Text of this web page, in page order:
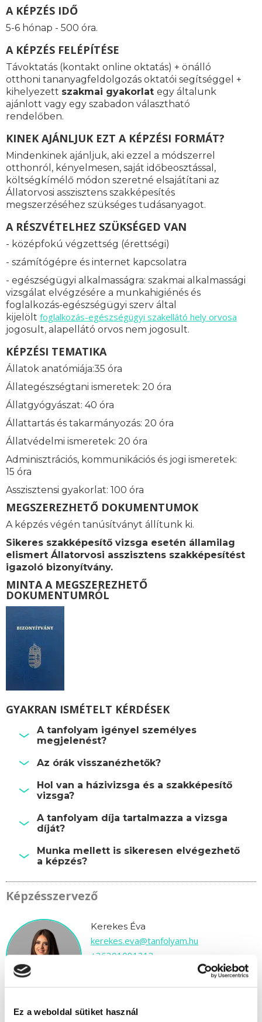
Ez a weboldal sütiket használ
A KÉPZÉS IDŐ
5-6 hónap - 500 óra.
A KÉPZÉS FELÉPÍTÉSE
Távoktatás (kontakt online oktatás) + önálló
otthoni tananyagfeldolgozás oktatói segítséggel +
kihelyezett szakmai gyakorlat egy általunk
ajánlott vagy egy szabadon választható
rendelőben.
KINEK AJÁNLJUK EZT A KÉPZÉSI FORMÁT?
Mindenkinek ajánljuk, aki ezzel a módszerrel
otthonról, kényelmesen, saját időbeosztással,
költségkímélő módon szeretné elsajátítani az
Állatorvosi asszisztens szakképesítés
megszerzéséhez szükséges tudásanyagot.
A RÉSZVÉTELHEZ SZÜKSÉGED VAN
- középfokú végzettség (érettségi)
- számítógépre és internet kapcsolatra
- egészségügyi alkalmasságra: szakmai alkalmassági
vizsgálat elvégzésére a munkahigiénés és
foglalkozás-egészségügyi szerv által
kijelölt foglalkozás-egészségügyi szakellátó hely orvosa
jogosult, alapellátó orvos nem jogosult.
KÉPZÉSI TEMATIKA
Állatok anatómiája:35 óra
Állategészségtani ismeretek: 20 óra
Állatgyógyászat: 40 óra
Állattartás és takarmányozás: 20 óra
Állatvédelmi ismeretek: 20 óra
Adminisztrációs, kommunikációs és jogi ismeretek:
15 óra
Asszisztensi gyakorlat: 100 óra
MEGSZEREZHETŐ DOKUMENTUMOK
A képzés végén tanúsítványt állítunk ki.
Sikeres szakképesítő vizsga esetén államilag
elismert Állatorvosi asszisztens szakképesítést
igazoló bizonyítvány.
MINTA A MEGSZEREZHETŐ
DOKUMENTUMRÓL
GYAKRAN ISMÉTELT KÉRDÉSEK
A tanfolyam igényel személyes
megjelenést?
Az órák visszanézhetők?
Hol van a házivizsga és a szakképesítő
vizsga?
A tanfolyam díja tartalmazza a vizsga
díját?
Munka mellett is sikeresen elvégezhető
a képzés?
Képzésszervező
Kerekes Éva
kerekes.eva@tanfolyam.hu
+36301081313